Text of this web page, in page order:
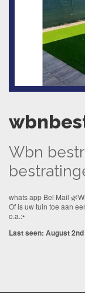
Wbn
whats app Bel Mail
Of is uw tuin toe aan
o.a.:•
Last seen: August